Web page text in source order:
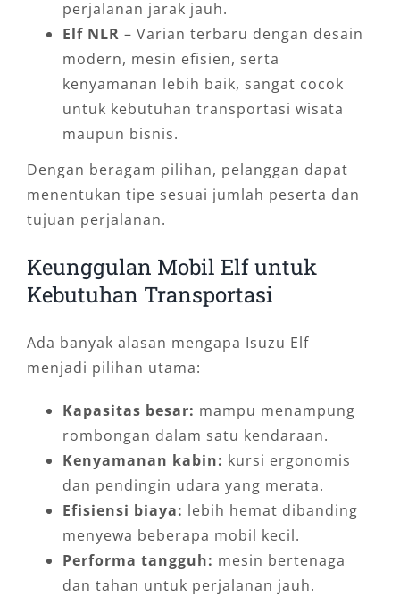
perjalanan jarak jauh.
Elf NLR – Varian terbaru dengan desain
modern, mesin efisien, serta
kenyamanan lebih baik, sangat cocok
untuk kebutuhan transportasi wisata
maupun bisnis.
Dengan beragam pilihan, pelanggan dapat
menentukan tipe sesuai jumlah peserta dan
tujuan perjalanan.
Keunggulan Mobil Elf untuk
Kebutuhan Transportasi
Ada banyak alasan mengapa Isuzu Elf
menjadi pilihan utama:
Kapasitas besar: mampu menampung
rombongan dalam satu kendaraan.
Kenyamanan kabin: kursi ergonomis
dan pendingin udara yang merata.
Efisiensi biaya: lebih hemat dibanding
menyewa beberapa mobil kecil.
Performa tangguh: mesin bertenaga
dan tahan untuk perjalanan jauh.